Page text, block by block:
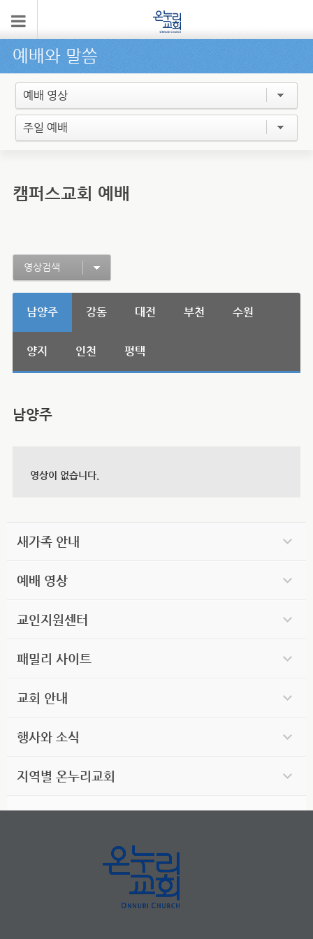
예배와 말씀
예배 영상
주일 예배
캠퍼스교회 예배
영상검색
남양주 강동 대전 부천 수원
양지 인천 평택
남양주
영상이 없습니다.
새가족 안내
예배 영상
교인지원센터
패밀리 사이트
교회 안내
행사와 소식
지역별 온누리교회